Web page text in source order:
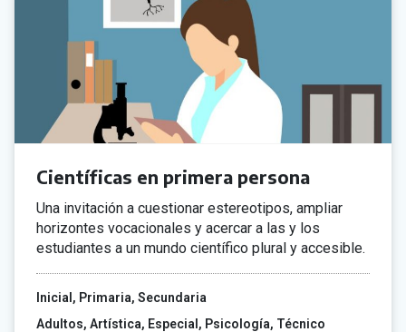
Científicas en primera persona
Una invitación a cuestionar estereotipos, ampliar
horizontes vocacionales y acercar a las y los
estudiantes a un mundo científico plural y accesible.
Inicial Primaria Secundaria
Adultos Artística Especial Psicología Técnico